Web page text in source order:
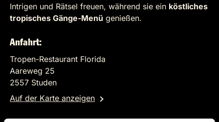
Intrigen und Rätsel freuen, während sie ein köstliches
tropisches Gänge-Menü genießen.
Anfahrt:
Tropen-Restaurant Florida
Aareweg 25
2557 Studen
Auf der Karte anzeigen